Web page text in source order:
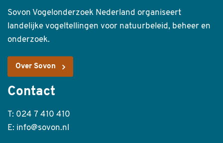
Sovon Vogelonderzoek Nederland organiseert
landelijke vogeltellingen voor natuurbeleid, beheer en
onderzoek.
Over Sovon
Contact
T: 024 7 410 410
E: info@sovon.nl